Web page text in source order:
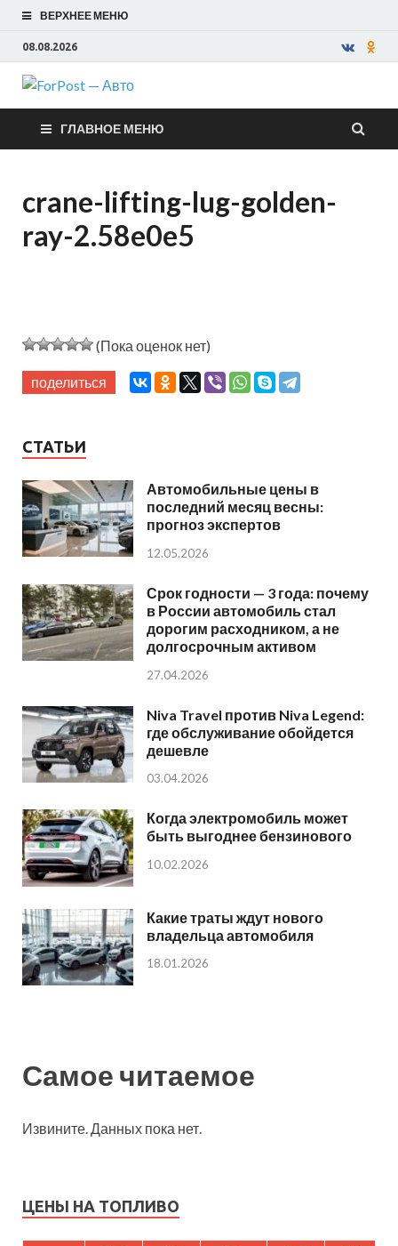
ВЕРХНЕЕ МЕНЮ
08.08.2026
ForPost —
Авто
ГЛАВНОЕ МЕНЮ
crane-lifting-lug-golden-
ray-2.58e0e5
(Пока оценок нет)
поделиться
СТАТЬИ
Автомобильные цены в
последний месяц весны:
прогноз экспертов
12.05.2026
Срок годности — 3 года: почему
в России автомобиль стал
дорогим расходником, а не
долгосрочным активом
27.04.2026
Niva Travel против Niva Legend:
где обслуживание обойдется
дешевле
03.04.2026
Когда электромобиль может
быть выгоднее бензинового
10.02.2026
Какие траты ждут нового
владельца автомобиля
18.01.2026
Самое читаемое
Извините. Данных пока нет.
ЦЕНЫ НА ТОПЛИВО